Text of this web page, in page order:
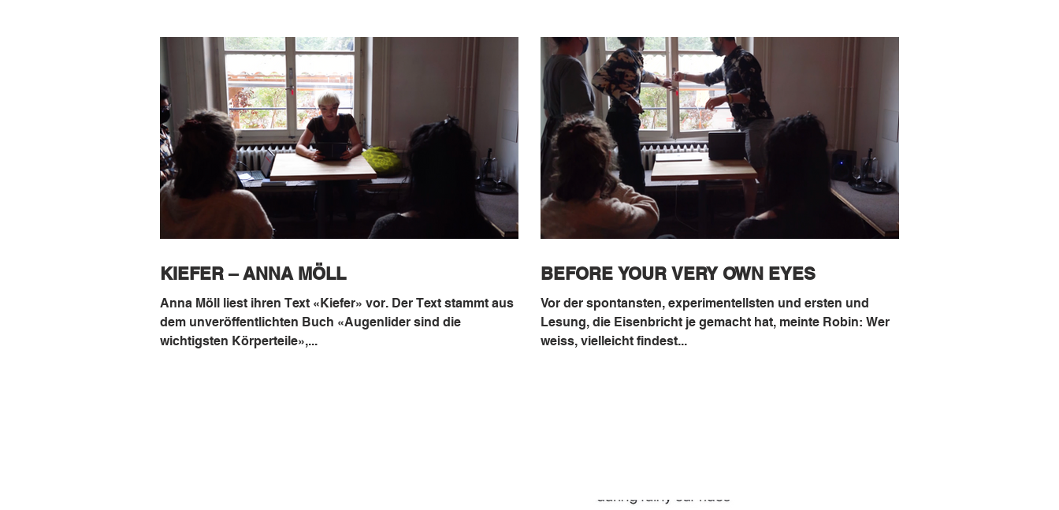
KIEFER – ANNA MÖLL
Anna Möll liest ihren Text «Kiefer» vor. Der Text stammt aus
dem unveröffentlichten Buch «Augenlider sind die
wichtigsten Körperteile»,...
BEFORE YOUR VERY OWN EYES
Vor der spontansten, experimentellsten und ersten und
Lesung, die Eisenbricht je gemacht hat, meinte Robin: Wer
weiss, vielleicht findest...